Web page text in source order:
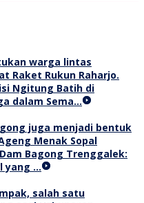
Ngitung Batih di
dalam Sema…
Bagong Trenggalek:
yang …